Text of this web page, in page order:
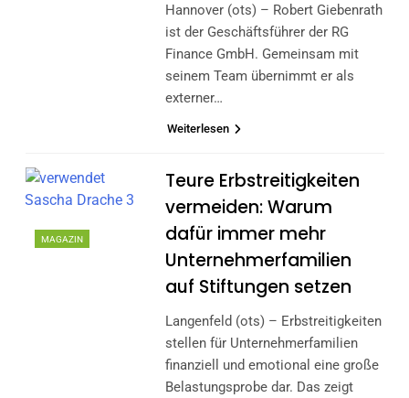
Hannover (ots) – Robert Giebenrath
ist der Geschäftsführer der RG
Finance GmbH. Gemeinsam mit
seinem Team übernimmt er als
externer…
Weiterlesen
MAGAZIN
Teure Erbstreitigkeiten
vermeiden: Warum
dafür immer mehr
Unternehmerfamilien
auf Stiftungen setzen
Langenfeld (ots) – Erbstreitigkeiten
stellen für Unternehmerfamilien
finanziell und emotional eine große
Belastungsprobe dar. Das zeigt